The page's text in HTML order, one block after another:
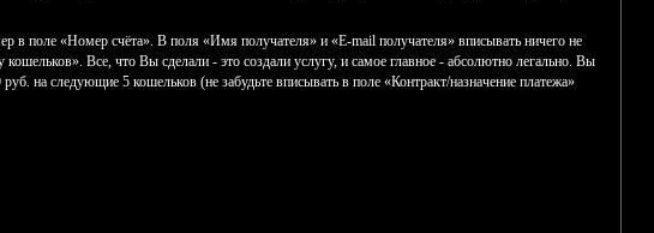
в поле «Номер счёта». В поля «Имя получателя» и «E-mail получателя» вписывать ничего не
Все, что Вы сделали - это создали услугу, и самое главное - абсолютно легально. Вы
на следующие 5 кошельков (не забудьте вписывать в поле «Контракт/назначение платежа»